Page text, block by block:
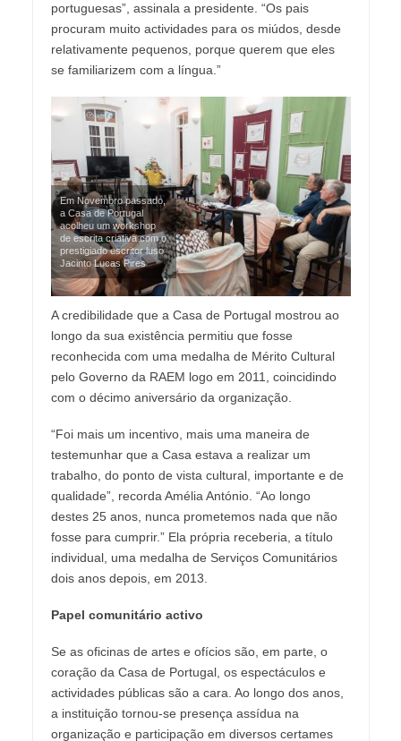
portuguesas”, assinala a presidente. “Os pais
procuram muito actividades para os miúdos, desde
relativamente pequenos, porque querem que eles
se familiarizem com a língua.”
Em Novembro passado,
a Casa de Portugal
acolheu um workshop
de escrita criativa com o
prestigiado escritor luso
Jacinto Lucas Pires
A credibilidade que a Casa de Portugal mostrou ao
longo da sua existência permitiu que fosse
reconhecida com uma medalha de Mérito Cultural
pelo Governo da RAEM logo em 2011, coincidindo
com o décimo aniversário da organização.
“Foi mais um incentivo, mais uma maneira de
testemunhar que a Casa estava a realizar um
trabalho, do ponto de vista cultural, importante e de
qualidade”, recorda Amélia António. “Ao longo
destes 25 anos, nunca prometemos nada que não
fosse para cumprir.” Ela própria receberia, a título
individual, uma medalha de Serviços Comunitários
dois anos depois, em 2013.
Papel comunitário activo
Se as oficinas de artes e ofícios são, em parte, o
coração da Casa de Portugal, os espectáculos e
actividades públicas são a cara. Ao longo dos anos,
a instituição tornou-se presença assídua na
organização e participação em diversos certames